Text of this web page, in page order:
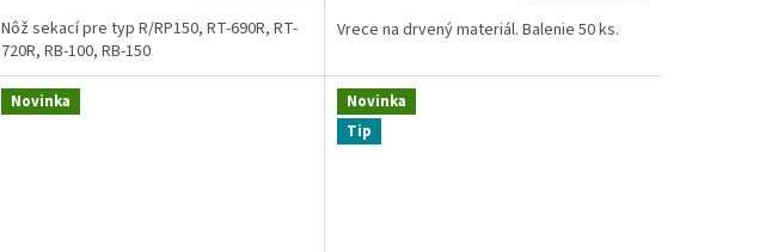
Nôž sekací pre typ R/RP150, RT-690R, RT-
720R, RB-100, RB-150
Vrece na drvený materiál. Balenie 50 ks.
Novinka
Novinka
Tip